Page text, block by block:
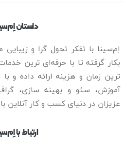
داستان
اِم‌سینا با تفکر تحول گرا و
بکار گرفته تا با حرفه‌ای ترین
ترین زمان و هزینه ارائه داده و
آموزش، سئو و بهینه سازی،
عزیزان در دنیای کسب و کار آنلاین
ارتباط با